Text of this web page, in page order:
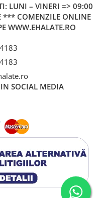
LUNI – VINERI => 09:00
*** COMENZILE ONLINE
WWW.EHALATE.RO
SOCIAL MEDIA